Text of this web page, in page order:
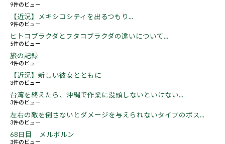
9件のビュー
【近況】メキシコシティを出るつもり...
9件のビュー
ヒトコブラクダとフタコブラクダの違いについて...
5件のビュー
旅の記録
4件のビュー
【近況】新しい彼女とともに
3件のビュー
台湾を終えたら、沖縄で作業に没頭しないといけない...
3件のビュー
左右の敵を倒さないとダメージを与えられないタイプのボス...
3件のビュー
68日目 メルボルン
3件のビュー